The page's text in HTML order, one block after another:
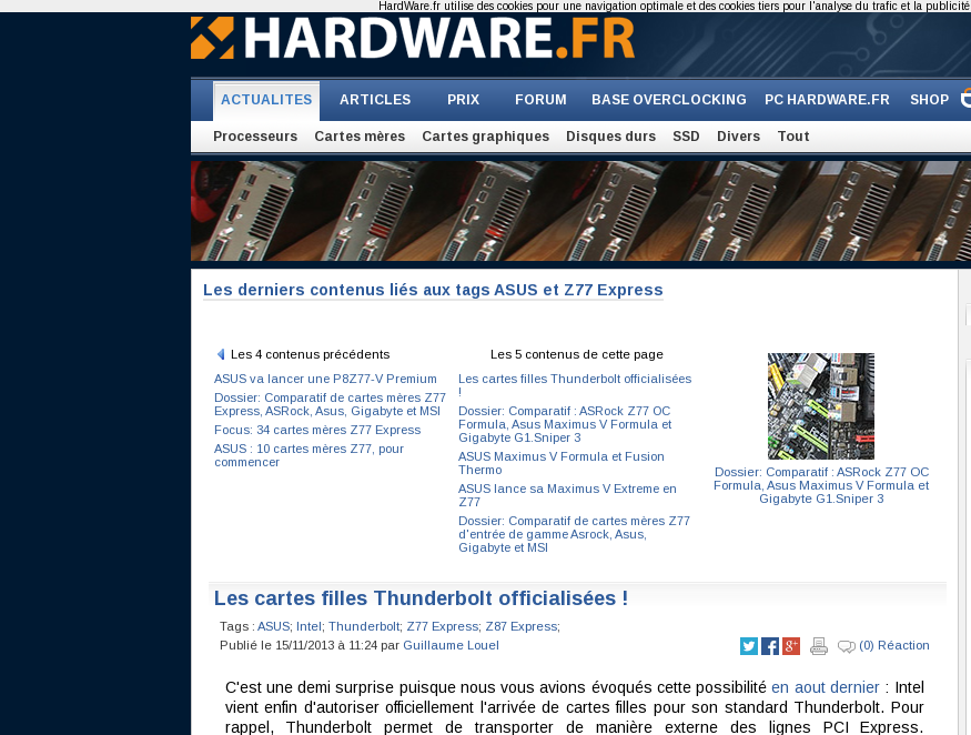
ACTUALITES ARTICLES PRIX FORUM BASE OVERCLOCKING PC HARDWARE.FR SHOP
Processeurs Cartes mères Cartes graphiques Disques durs SSD Divers Tout
Les derniers contenus liés aux tags ASUS et Z77 Express
Les 4 contenus précédents
ASUS va lancer une P8Z77-V Premium
Dossier: Comparatif de cartes mères Z77
Express, ASRock, Asus, Gigabyte et MSI
Focus: 34 cartes mères Z77 Express
ASUS : 10 cartes mères Z77, pour
commencer
Les 5 contenus de cette page
Les cartes filles Thunderbolt officialisées
!
Dossier: Comparatif : ASRock Z77 OC
Formula, Asus Maximus V Formula et
Gigabyte G1.Sniper 3
ASUS Maximus V Formula et Fusion
Thermo
ASUS lance sa Maximus V Extreme en
Z77
Dossier: Comparatif de cartes mères Z77
d'entrée de gamme Asrock, Asus,
Gigabyte et MSI
Dossier: Comparatif : ASRock Z77 OC
Formula, Asus Maximus V Formula et
Gigabyte G1.Sniper 3
Les cartes filles Thunderbolt officialisées !
Tags : ASUS; Intel; Thunderbolt; Z77 Express; Z87 Express;
Publié le 15/11/2013 à 11:24 par Guillaume Louel (0) Réaction
C'est une demi surprise puisque nous vous avions évoqués cette possibilitéen aout dernier: Intel
vient enfin d'autoriser officiellement l'arrivée de cartes filles pour son standard Thunderbolt. Pour
rappel, Thunderbolt permet de transporter de manière externe des lignes PCI Express.
HardWare.fr utilise des cookies pour une navigation optimale et des cookies tiers pour l'analyse du trafic et la publicité